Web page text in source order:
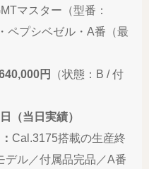
マスター（型番：
ペプシベゼル・A番（最
円
（状態：B / 付
（当日実績）
Cal.3175搭載の生産終
デル／付属品完品／A番